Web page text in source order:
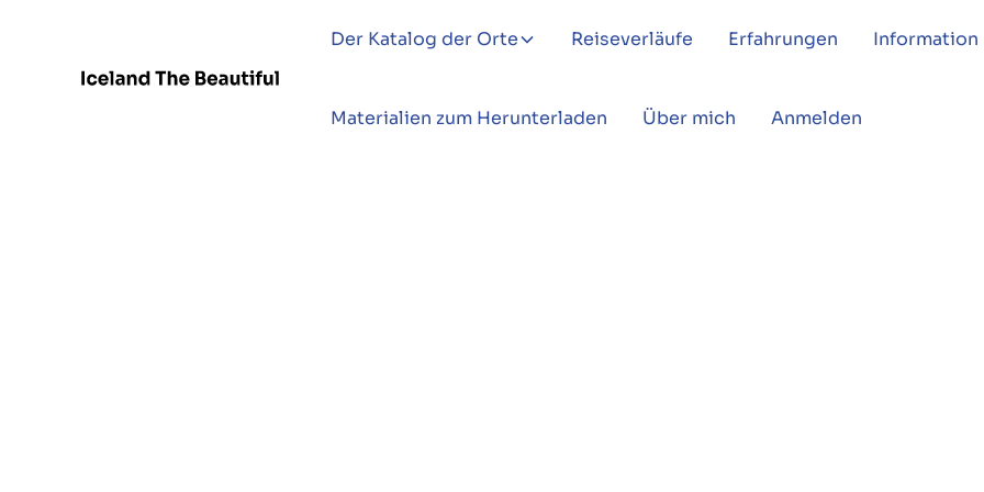
Der Katalog der Orte Reiseverläufe Erfahrungen Information
Materialien zum Herunterladen Über mich Anmelden